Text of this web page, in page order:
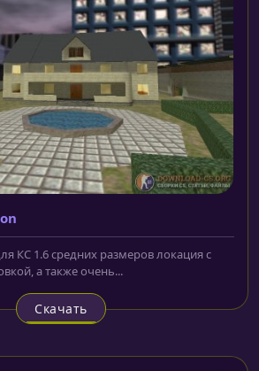
КС 1.6 средних размеров локация с
а также очень...
Скачать